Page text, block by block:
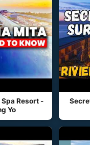
Resort -
Yo